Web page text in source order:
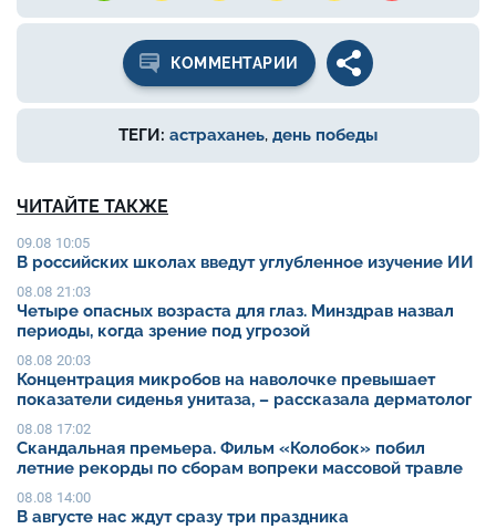
КОММЕНТАРИИ
ТЕГИ: астраханеь, день победы
ЧИТАЙТЕ ТАКЖЕ
09.08 10:05
В российских школах введут углубленное изучение ИИ
08.08 21:03
Четыре опасных возраста для глаз. Минздрав назвал
периоды, когда зрение под угрозой
08.08 20:03
Концентрация микробов на наволочке превышает
показатели сиденья унитаза, – рассказала дерматолог
08.08 17:02
Скандальная премьера. Фильм «Колобок» побил
летние рекорды по сборам вопреки массовой травле
08.08 14:00
В августе нас ждут сразу три праздника